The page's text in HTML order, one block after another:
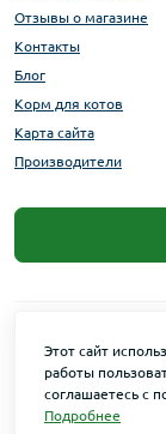
Отзывы о магазине
Контакты
Блог
Корм для котов
Карта сайта
Производители
Этот сайт
работы
соглашаетесь с
Подробнее